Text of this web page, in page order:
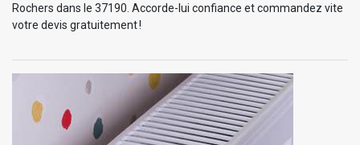
Rochers dans le 37190. Accorde-lui confiance et commandez vite
votre devis gratuitement !